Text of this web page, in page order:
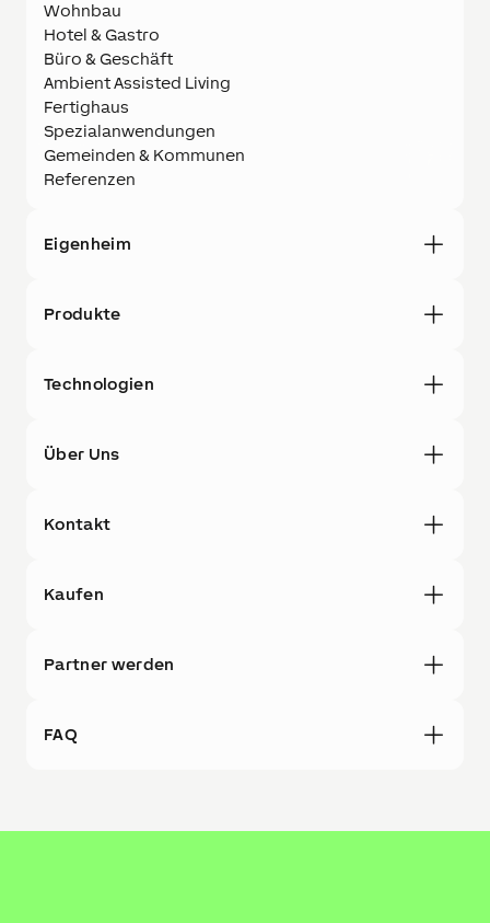
Wohnbau
Hotel & Gastro
Büro & Geschäft
Ambient Assisted Living
Fertighaus
Spezialanwendungen
Gemeinden & Kommunen
Referenzen
Eigenheim
Produkte
Technologien
Über Uns
Kontakt
Kaufen
Partner werden
FAQ